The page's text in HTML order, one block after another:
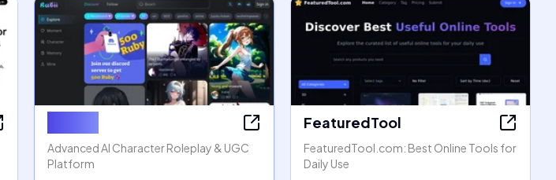
Advanced AI Character Roleplay & UGC
Platform
FeaturedTool
FeaturedTool.com: Best Online Tools for
Daily Use